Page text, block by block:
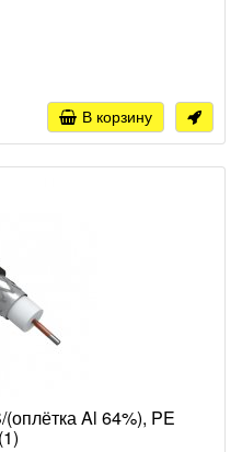
В корзину
Al 64%), PE